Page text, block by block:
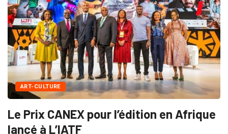
ART-CULTURE
Le Prix CANEX pour l’édition en Afrique
lancé à L’IATF